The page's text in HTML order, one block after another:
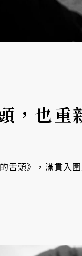
，也重
舌頭》，滿貫入